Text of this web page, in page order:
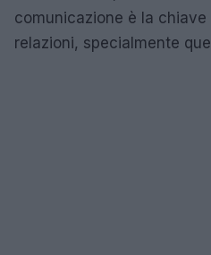
comunicazione è la
relazioni, specialmente